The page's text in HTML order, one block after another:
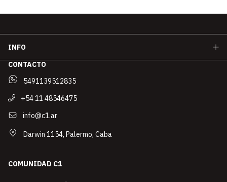
INFO
CONTACTO
5491139512835
+54 11 48546475
info@c1.ar
Darwin 1154, Palermo, Caba
COMUNIDAD C1